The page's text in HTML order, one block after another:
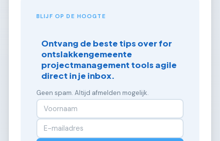
BLIJF OP DE HOOGTE
Ontvang de beste tips over for
ontslakkengemeente
projectmanagement tools agile
direct in je inbox.
Geen spam. Altijd afmelden mogelijk.